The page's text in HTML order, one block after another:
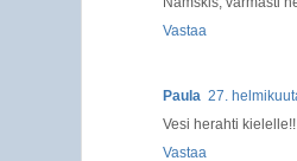
Vastaa
Paula 27.
Vesi herahti kielelle!!
Vastaa